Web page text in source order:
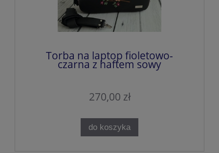
Torba na laptop fioletowo-
czarna z haftem sowy
270,00 zł
do koszyka